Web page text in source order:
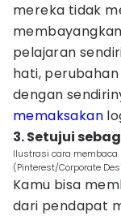
mereka tidak
pelajaran
hati,
dengan
memaksakan
3. Setujui
Ilustrasi cara
(Pinterest/Corporate
Kamu bisa
dari pendapat